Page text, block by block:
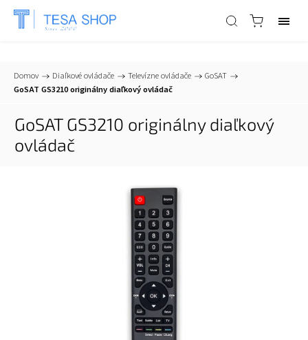
📞+421 903 553 805 info@tesa-systems.sk
Domov / Diaľkové ovládače / Televízne ovládače / GoSAT /
GoSAT GS3210 originálny diaľkový ovládač
GoSAT GS3210 originálny diaľkový
ovládač